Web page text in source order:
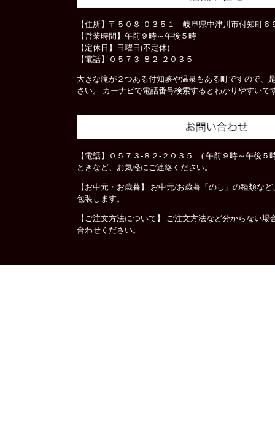
【住所】〒５０８-０３５１ 岐阜県中津川市付知町６
【営業時間】午前９時～午後５時
【定休日】日曜日(不定休)
【電話】０５７３-８２-２０３５
大きな滝が２つある付知峡や温泉もある町ですので、
さい。 カーナビで電話番号検索するとわかりやすいで
【電話】０５７３-８２-２０３５ ( 午前９時～午後５
ときなど、お気軽にご連絡ください。
【お中元・お歳暮】 お中元/お歳暮「のし」の種類な
包装します。
【ご注文方法について】 ご注文方法など分からない場
合わせください。